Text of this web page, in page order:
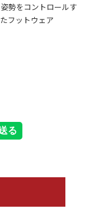
勢をコントロールす
フットウェア